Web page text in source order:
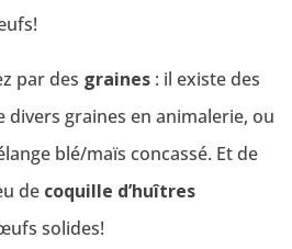
par des graines : il existe des
graines en animalerie, ou
blé/maïs concassé. Et de
de coquille d’huîtres
solides!